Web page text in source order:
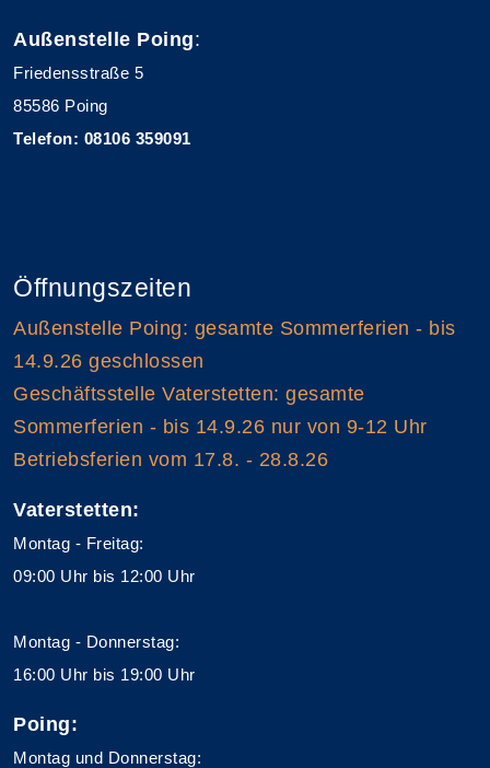
Außenstelle Poing:
Friedensstraße 5
85586 Poing
Telefon: 08106 359091
Öffnungszeiten
Außenstelle Poing: gesamte Sommerferien - bis
14.9.26 geschlossen
Geschäftsstelle Vaterstetten: gesamte
Sommerferien - bis 14.9.26 nur von 9-12 Uhr
Betriebsferien vom 17.8. - 28.8.26
Vaterstetten:
Montag - Freitag:
09:00 Uhr bis 12:00 Uhr
Montag - Donnerstag:
16:00 Uhr bis 19:00 Uhr
Poing:
Montag und Donnerstag: